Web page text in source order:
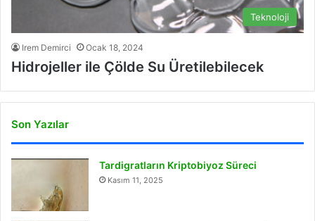
Teknoloji
Irem Demirci Ocak 18, 2024
Hidrojeller ile Çölde Su Üretilebilecek
Son Yazılar
Tardigratların Kriptobiyoz Süreci
Kasım 11, 2025